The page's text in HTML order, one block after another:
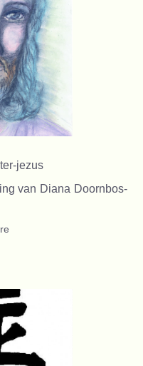
jezus
van Diana Doornbos-